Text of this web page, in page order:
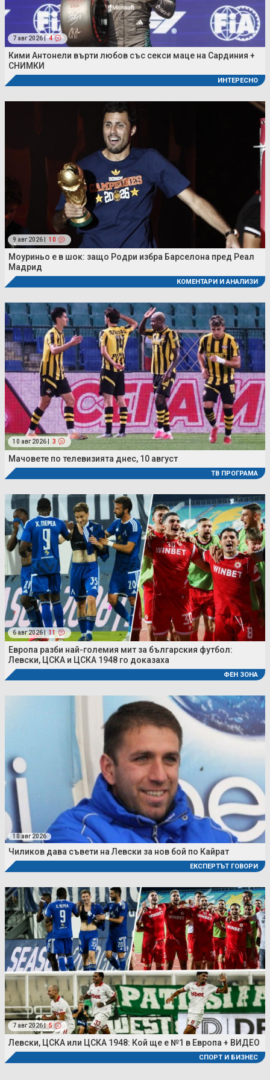
7 авг 2026 | 4
Кими Антонели върти любов със секси маце на Сардиния +
СНИМКИ
ИНТЕРЕСНО
9 авг 2026 | 10
Моуриньо е в шок: защо Родри избра Барселона пред Реал
Мадрид
КОМЕНТАРИ И АНАЛИЗИ
10 авг 2026 | 3
Мачовете по телевизията днес, 10 август
ТВ ПРОГРАМА
6 авг 2026 | 11
Европа разби най-големия мит за българския футбол:
Левски, ЦСКА и ЦСКА 1948 го доказаха
ФЕН ЗОНА
10 авг 2026
Чиликов дава съвети на Левски за нов бой по Кайрат
ЕКСПЕРТЪТ ГОВОРИ
7 авг 2026 | 5
Левски, ЦСКА или ЦСКА 1948: Кой ще е №1 в Европа + ВИДЕО
СПОРТ И БИЗНЕС